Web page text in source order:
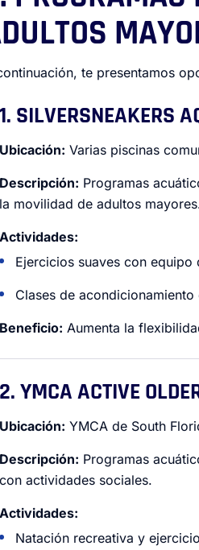
te presentamos
SILVERSNEAKERS
Ubicación: Varias piscinas
Descripción: Programas
la movilidad de adultos
Actividades:
Ejercicios suaves con equipo
Clases de
Beneficio: Aumenta la
YMCA ACTIVE
Ubicación: YMCA de South
Descripción: Programas
con actividades sociales.
Actividades:
Natación recreativa y